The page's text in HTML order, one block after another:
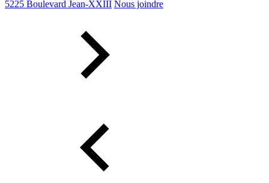
5225 Boulevard Jean-XXIII Nous joindre